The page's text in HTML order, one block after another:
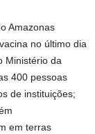
Amazonas
no último dia
Ministério da
400 pessoas
de instituições;
em terras